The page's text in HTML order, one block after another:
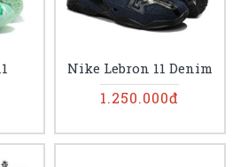
Nike Lebron 11 Denim
1.250.000đ